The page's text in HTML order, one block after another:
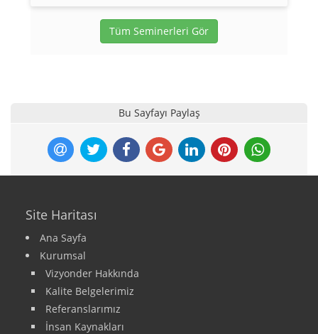
Tüm Seminerleri Gör
Bu Sayfayı Paylaş
Site Haritası
Ana Sayfa
Kurumsal
Vizyonder Hakkında
Kalite Belgelerimiz
Referanslarımız
İnsan Kaynakları